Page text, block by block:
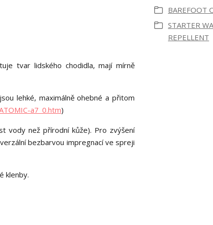
tvar lidského chodidla, mají mírně
lehké, maximálně ohebné a přitom
a7_0.htm)
vody než přírodní kůže). Pro zvýšení
bezbarvou impregnací ve spreji
klenby.
BAREFOOT
STARTER
REPELLENT